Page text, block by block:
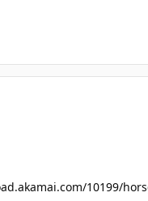
10199/